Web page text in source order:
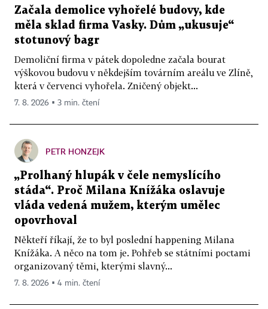
Začala demolice vyhořelé budovy, kde
měla sklad firma Vasky. Dům „ukusuje“
stotunový bagr
Demoliční firma v pátek dopoledne začala bourat
výškovou budovu v někdejším továrním areálu ve Zlíně,
která v červenci vyhořela. Zničený objekt...
7. 8. 2026 ▪ 3 min. čtení
PETR HONZEJK
„Prolhaný hlupák v čele nemyslícího
stáda“. Proč Milana Knížáka oslavuje
vláda vedená mužem, kterým umělec
opovrhoval
Někteří říkají, že to byl poslední happening Milana
Knížáka. A něco na tom je. Pohřeb se státními poctami
organizovaný těmi, kterými slavný...
7. 8. 2026 ▪ 4 min. čtení